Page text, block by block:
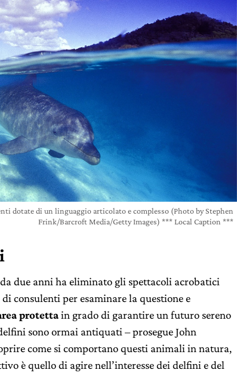
dotate di un linguaggio articolato e complesso (Photo by Stephen
Frink/Barcroft Media/Getty Images) *** Local Caption ***
due anni ha eliminato gli spettacoli acrobatici
consulenti per esaminare la questione e
protettain grado di garantire un futuro sereno
sono ormai antiquati – prosegue John
come si comportano questi animali in natura,
è quello di agire nell’interesse dei delfini e del